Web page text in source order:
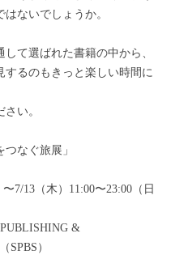
ないでしょうか。
して選ばれた書籍の中から、
するのもきっと楽しい時間に
い。
つなぐ旅展」
7/13（木）11:00〜23:00（日
&
SPBS）